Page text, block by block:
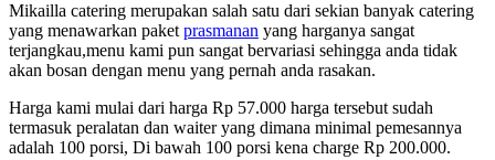
Mikailla catering merupakan salah satu dari sekian banyak catering
yang menawarkan paketprasmanan yang harganya sangat
terjangkau,menu kami pun sangat bervariasi sehingga anda tidak
akan bosan dengan menu yang pernah anda rasakan.
Harga kami mulai dari harga Rp 57.000 harga tersebut sudah
termasuk peralatan dan waiter yang dimana minimal pemesannya
adalah 100 porsi, Di bawah 100 porsi kena charge Rp 200.000.